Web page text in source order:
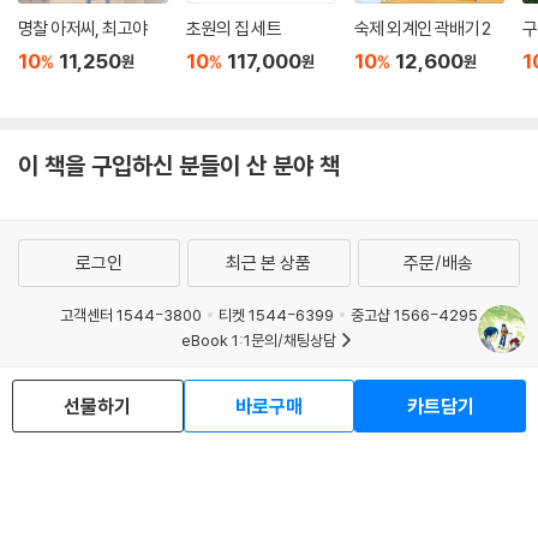
명찰 아저씨, 최고야
10% 11,250원
초원의 집 세트
10% 117,000원
숙제 외계인 곽배기 2
10% 12,600원
이 책을 구입하신 분들이 산 분야 책
선물하기 바로구매 카트담기
로그인 최근 본 상품 주문/배송
고객센터 1544-3800 티켓 1544-6399
중고샵 1566-4295
eBook 1:1문의/채팅상담
예스이십사(주) 사업자 정보
이용약관
개인정보처리방침
청소년보호정책
PC버전
회사소개
거래처관계자께